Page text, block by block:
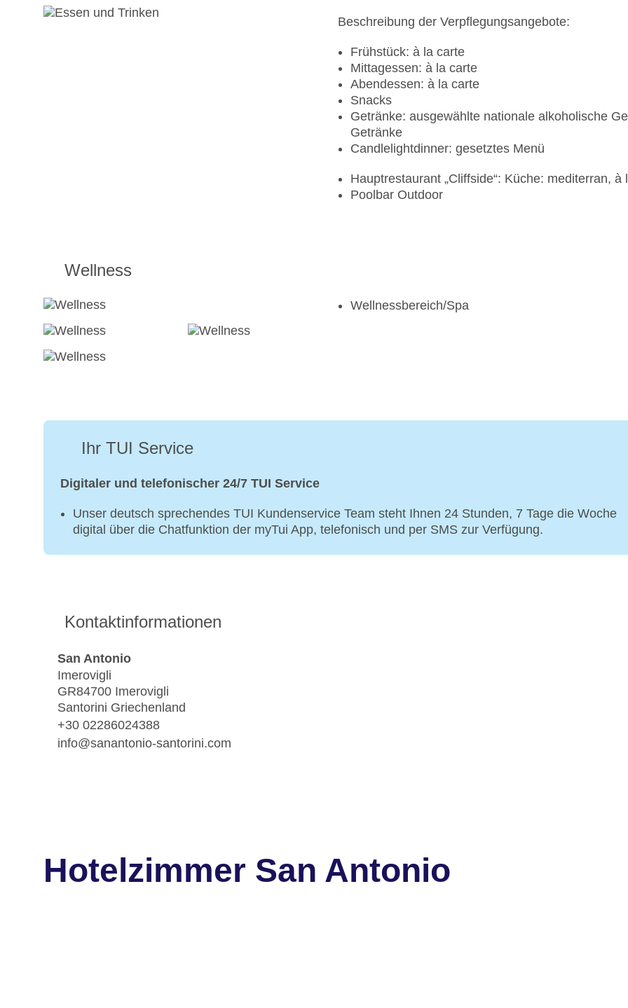
Beschreibung der Verpflegungsangebote:
Frühstück: à la carte
Mittagessen: à la carte
Abendessen: à la carte
Snacks
Getränke: ausgewählte nationale alkoholische
Getränke
Candlelightdinner: gesetztes Menü
Hauptrestaurant „Cliffside“: Küche: mediterran, à
Poolbar Outdoor
Wellness
Wellnessbereich/Spa
Ihr TUI Service
Digitaler und telefonischer 24/7 TUI Service
Unser deutsch sprechendes TUI Kundenservice Team steht Ihnen 24 Stunden, 7 Tage die Woche
digital über die Chatfunktion der myTui App, telefonisch und per SMS zur Verfügung.
Kontaktinformationen
San Antonio
Imerovigli
GR84700 Imerovigli
Santorini Griechenland
+30 02286024388
info@sanantonio-santorini.com
Hotelzimmer San Antonio